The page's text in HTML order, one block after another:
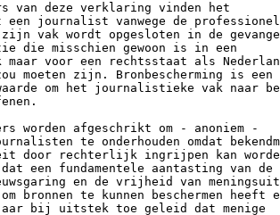
van deze verklaring vinden het
een journalist vanwege de
vak wordt opgesloten in de
die misschien gewoon is in een
maar voor een rechtsstaat als
moeten zijn. Bronbescherming is een
om het journalistieke vak naar
worden afgeschrikt om - anoniem -
te onderhouden omdat
door rechterlijk ingrijpen kan
een fundamentele aantasting van de
en de vrijheid van
bronnen te kunnen beschermen heeft
bij uitstek toe geleid dat menige